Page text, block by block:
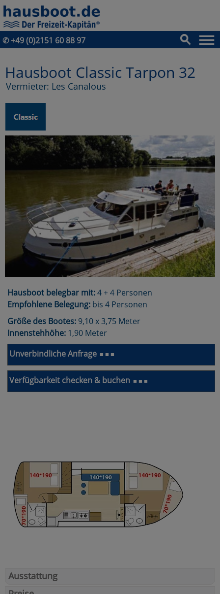
✆ +49 (0)2151 60 88 97
Hausboot Classic Tarpon 32
Vermieter: Les Canalous
Hausboot belegbar mit:4 + 4 Personen
Empfohlene Belegung: bis 4 Personen
Größe des Bootes: 9,10 x 3,75 Meter
Innenstehhöhe: 1,90 Meter
Unverbindliche Anfrage ■ ■ ■
Verfügbarkeit checken & buchen ■ ■ ■
Ausstattung